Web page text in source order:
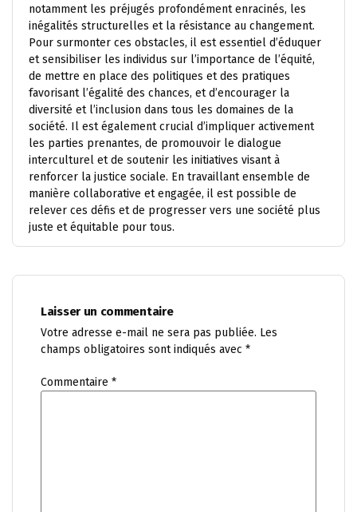
notamment les préjugés profondément enracinés, les
inégalités structurelles et la résistance au changement.
Pour surmonter ces obstacles, il est essentiel d’éduquer
et sensibiliser les individus sur l’importance de l’équité,
de mettre en place des politiques et des pratiques
favorisant l’égalité des chances, et d’encourager la
diversité et l’inclusion dans tous les domaines de la
société. Il est également crucial d’impliquer activement
les parties prenantes, de promouvoir le dialogue
interculturel et de soutenir les initiatives visant à
renforcer la justice sociale. En travaillant ensemble de
manière collaborative et engagée, il est possible de
relever ces défis et de progresser vers une société plus
juste et équitable pour tous.
Laisser un commentaire
Votre adresse e-mail ne sera pas publiée. Les
champs obligatoires sont indiqués avec *
Commentaire *